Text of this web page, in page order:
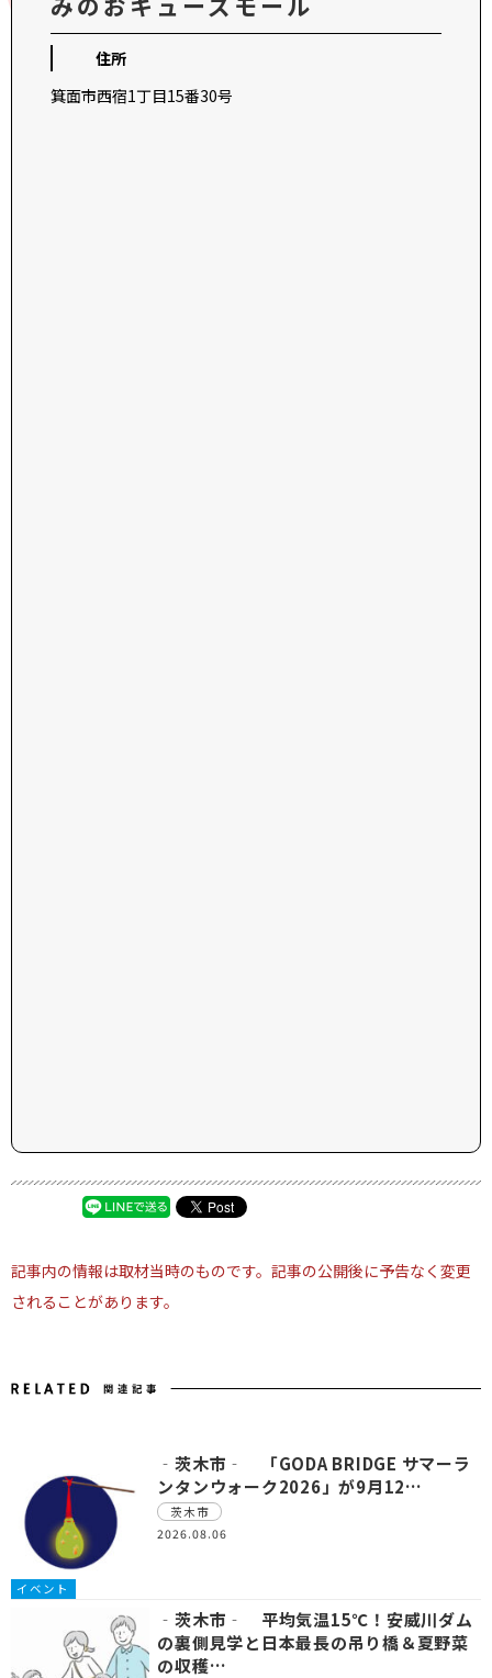
住所
箕面市西宿1丁目15番30号
記事内の情報は取材当時のものです。記事の公開後に予告なく変更
されることがあります。
イベント
‐茨木市‐ 「GODA BRIDGE サマーラ
ンタンウォーク2026」が9月12…
茨木市
2026.08.06
‐茨木市‐ 平均気温15℃！安威川ダム
の裏側見学と日本最長の吊り橋＆夏野菜
の収穫…